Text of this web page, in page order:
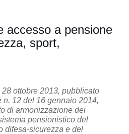
accesso a pensione
sport,
ottobre 2013, pubblicato
12 del 16 gennaio 2014,
di armonizzazione dei
pensionistico del
difesa-sicurezza e del